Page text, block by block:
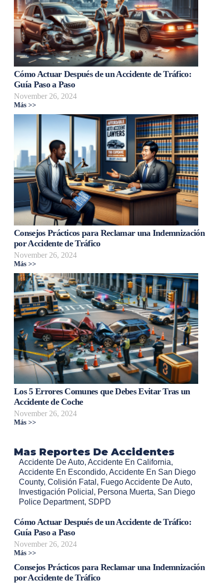
Cómo Actuar Después de un Accidente de Tráfico:
Guía Paso a Paso
November 26, 2024
Más >>
Consejos Prácticos para Reclamar una Indemnización
por Accidente de Tráfico
November 26, 2024
Más >>
Los 5 Errores Comunes que Debes Evitar Tras un
Accidente de Coche
November 26, 2024
Más >>
Mas Reportes De Accidentes
Accidente De Auto, Accidente En California,
Accidente En Escondido, Accidente En San Diego
County, Colisión Fatal , Fuego Accidente De Auto,
Investigación Policial , Persona Muerta, San Diego
Police Department, SDPD
Cómo Actuar Después de un Accidente de Tráfico:
Guía Paso a Paso
November 26, 2024
Más >>
Consejos Prácticos para Reclamar una Indemnización
por Accidente de Tráfico